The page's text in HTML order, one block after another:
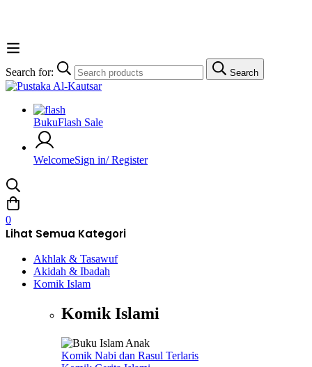
Search for: Search
BukuFlash Sale
WelcomeSign in/ Register
0
Lihat Semua Kategori
Akhlak & Tasawuf
Akidah & Ibadah
Komik Islam
Komik Islami
Komik Nabi dan Rasul Terlaris